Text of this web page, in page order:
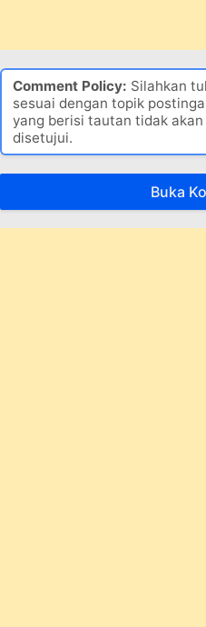
Comment Policy: Silahkan
sesuai dengan topik
yang berisi tautan tidak
disetujui.
Buka